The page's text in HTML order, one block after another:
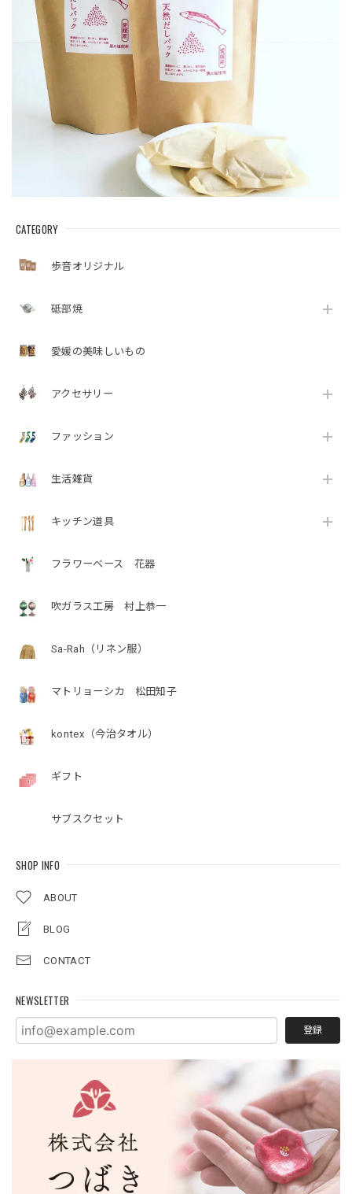
CATEGORY
歩音オリジナル
砥部焼
愛媛の美味しいもの
アクセサリー
ファッション
生活雑貨
キッチン道具
フラワーベース 花器
吹ガラス工房 村上恭一
Sa-Rah（リネン服）
マトリョーシカ 松田知子
kontex（今治タオル）
ギフト
サブスクセット
SHOP INFO
ABOUT
BLOG
CONTACT
NEWSLETTER
登録